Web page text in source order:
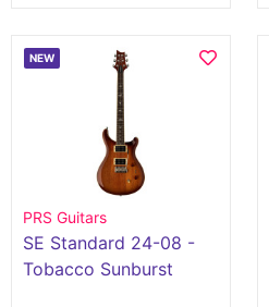
NEW
PRS Guitars
SE Standard 24-08 -
Tobacco Sunburst